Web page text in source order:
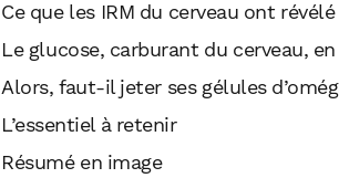
Ce que les IRM du cerveau ont révélé
Le glucose, carburant du cerveau,
Alors, faut-il jeter ses gélules
L’essentiel à retenir
Résumé en image